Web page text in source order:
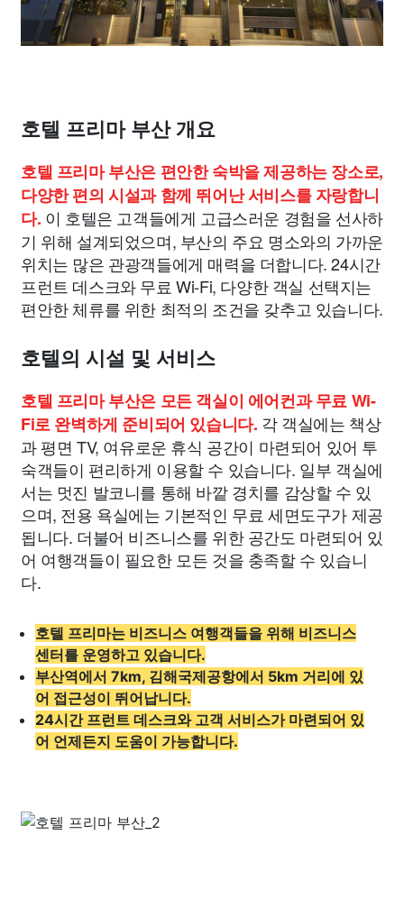
호텔 프리마 부산 개요
호텔 프리마 부산은 편안한 숙박을 제공하는 장소로,
다양한 편의 시설과 함께 뛰어난 서비스를 자랑합니
다. 이 호텔은 고객들에게 고급스러운 경험을 선사하
기 위해 설계되었으며, 부산의 주요 명소와의 가까운
위치는 많은 관광객들에게 매력을 더합니다. 24시간
프런트 데스크와 무료 Wi-Fi, 다양한 객실 선택지는
편안한 체류를 위한 최적의 조건을 갖추고 있습니다.
호텔의 시설 및 서비스
호텔 프리마 부산은 모든 객실이 에어컨과 무료 Wi-
Fi로 완벽하게 준비되어 있습니다. 각 객실에는 책상
과 평면 TV, 여유로운 휴식 공간이 마련되어 있어 투
숙객들이 편리하게 이용할 수 있습니다. 일부 객실에
서는 멋진 발코니를 통해 바깥 경치를 감상할 수 있
으며, 전용 욕실에는 기본적인 무료 세면도구가 제공
됩니다. 더불어 비즈니스를 위한 공간도 마련되어 있
어 여행객들이 필요한 모든 것을 충족할 수 있습니
다.
호텔 프리마는 비즈니스 여행객들을 위해 비즈니스
센터를 운영하고 있습니다.
부산역에서 7km, 김해국제공항에서 5km 거리에 있
어 접근성이 뛰어납니다.
24시간 프런트 데스크와 고객 서비스가 마련되어 있
어 언제든지 도움이 가능합니다.